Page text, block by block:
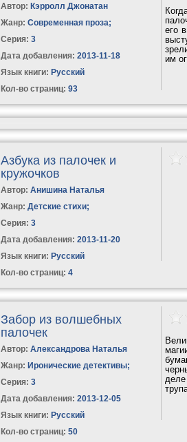
Автор: Кэрролл Джонатан
Жанр: Современная проза;
Серия:3
Дата добавления: 2013-11-18
Язык книги: Русский
Кол-во страниц: 93
его
им
Азбука из палочек и
кружочков
Автор:Анишина Наталья
Жанр: Детские стихи;
Серия:3
Дата добавления: 2013-11-20
Язык книги: Русский
Кол-во страниц: 4
Забор из волшебных
палочек
Автор:Александрова Наталья
Жанр: Иронические детективы;
Серия:3
Дата добавления: 2013-12-05
Язык книги: Русский
Кол-во страниц: 50